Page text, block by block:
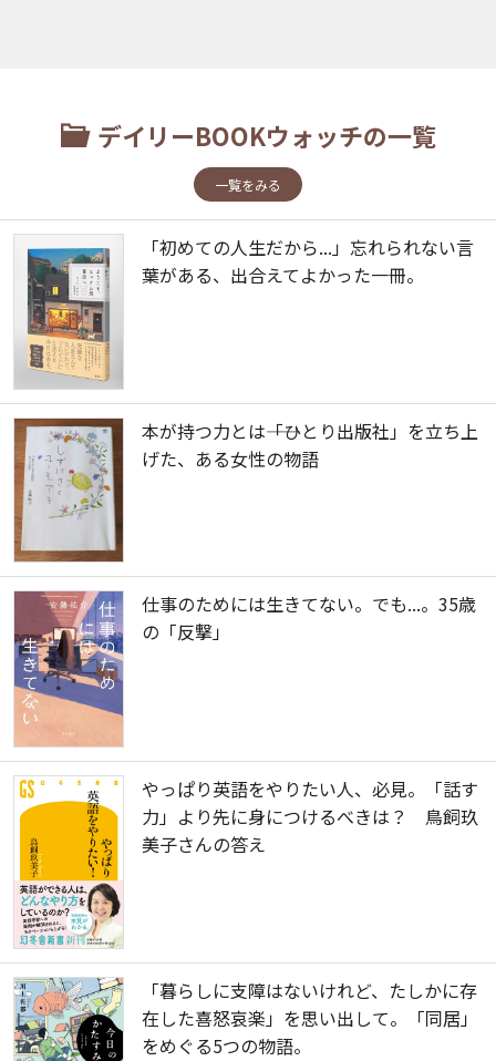
デイリーBOOKウォッチの一覧
一覧をみる
「初めての人生だから...」忘れられない言
葉がある、出合えてよかった一冊。
本が持つ力とは――「ひとり出版社」を立ち上
げた、ある女性の物語
仕事のためには生きてない。でも...。35歳
の「反撃」
やっぱり英語をやりたい人、必見。「話す
力」より先に身につけるべきは？ 鳥飼玖
美子さんの答え
「暮らしに支障はないけれど、たしかに存
在した喜怒哀楽」を思い出して。「同居」
をめぐる5つの物語。